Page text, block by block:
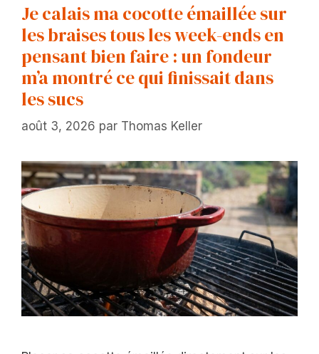
Je calais ma cocotte émaillée sur
les braises tous les week-ends en
pensant bien faire : un fondeur
m’a montré ce qui finissait dans
les sucs
août 3, 2026 par Thomas Keller